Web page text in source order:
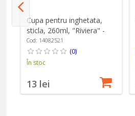
Cupa pentru inghetata,
sticla, 260ml, "Riviera" -
Borgonovo
Cod: 14082521
(0)
În stoc
13 lei